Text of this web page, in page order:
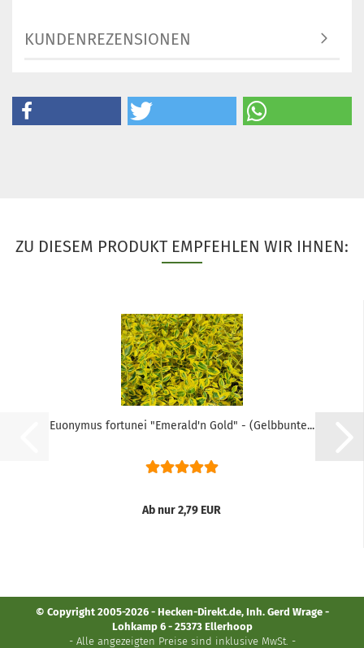
KUNDENREZENSIONEN
ZU DIESEM PRODUKT EMPFEHLEN WIR IHNEN:
Euonymus fortunei "Emerald'n Gold" - (Gelbbunte...
Ab nur 2,79 EUR
© Copyright 2005-2026 - Hecken-Direkt.de, Inh. Gerd Wrage -
Lohkamp 6 - 25373 Ellerhoop
- Alle angezeigten Preise sind inklusive MwSt. -